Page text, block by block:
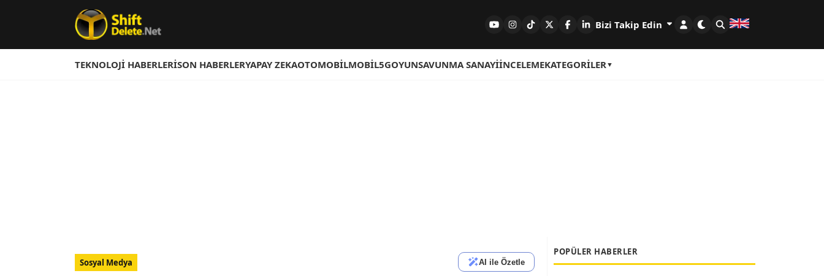
Bizi Takip Edin
TEKNOLOJI HABERLERISON HABERLERYAPAY ZEKAOTOMOBILMOBIL5GOYUNSAVUNMA SANAYIİNCELEMEKATEGORILER
Sosyal Medya AI ile Özetle
POPÜLER HABERLER